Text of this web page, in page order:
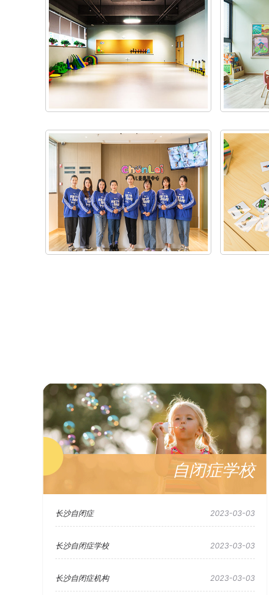
自闭症学校
长沙自闭症 2023-03-03
长沙自闭症学校 2023-03-03
长沙自闭症机构 2023-03-03